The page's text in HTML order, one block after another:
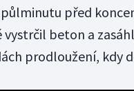
před
beton a
prodloužení, kdy